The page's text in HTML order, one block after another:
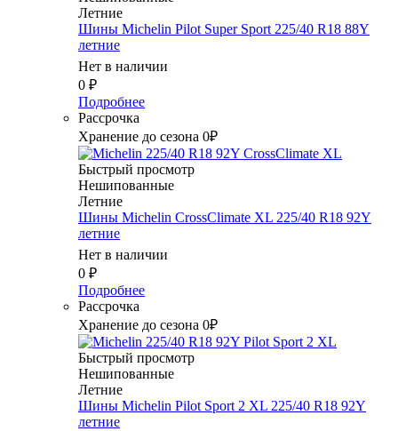
Летние
Шины Michelin Pilot Super Sport 225/40 R18 88Y
летние
Нет в наличии
0 ₽
Подробнее
Рассрочка
Хранение до сезона 0₽
Быстрый просмотр
Нешипованные
Летние
Шины Michelin CrossClimate XL 225/40 R18 92Y
летние
Нет в наличии
0 ₽
Подробнее
Рассрочка
Хранение до сезона 0₽
Быстрый просмотр
Нешипованные
Летние
Шины Michelin Pilot Sport 2 XL 225/40 R18 92Y
летние